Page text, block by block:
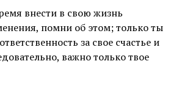
внести в свою жизнь
помни об этом; только ты
за свое счастье и
важно только твое